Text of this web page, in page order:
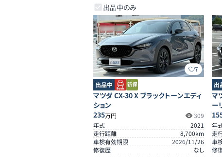
出品中のみ
7
出品中
マツダ CX-30 X ブラックトーンエディ
ション
235万円
309
年式
2021
走行距離
8,700km
車検有効期限
2026/11/26
修復歴
なし
出
マ
ー
年
走
車
修